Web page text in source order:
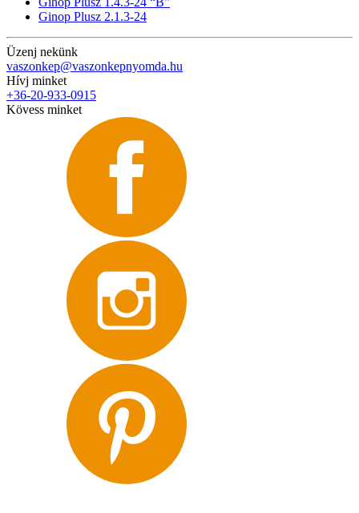
Ginop Plusz 2.1.3-24
Üzenj nekünk
vaszonkep@vaszonkepnyomda.hu
Hívj minket
+36-20-933-0915
Kövess minket